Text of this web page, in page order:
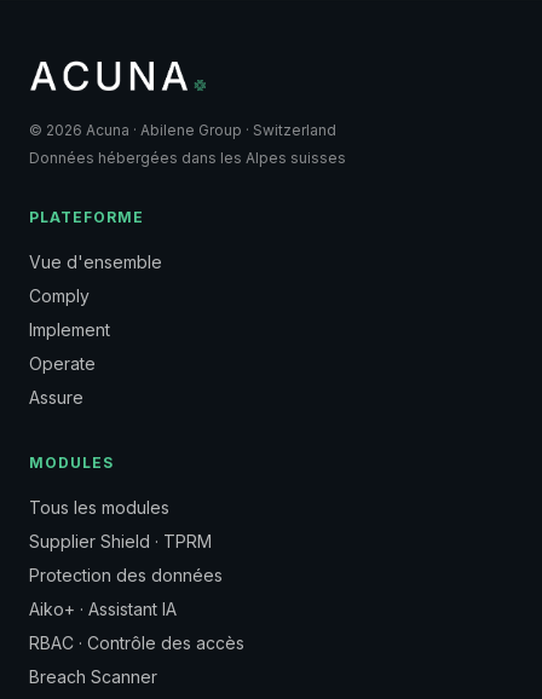
© 2026 Acuna · Abilene Group · Switzerland
Données hébergées dans les Alpes suisses
PLATEFORME
Vue d'ensemble
Comply
Implement
Operate
Assure
MODULES
Tous les modules
Supplier Shield · TPRM
Protection des données
Aiko+ · Assistant IA
RBAC · Contrôle des accès
Breach Scanner